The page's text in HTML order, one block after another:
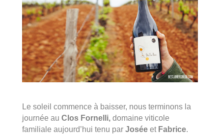
Le soleil commence à baisser, nous terminons la
journée au Clos Fornelli,domaine viticole
familiale aujourd’hui tenu par Joséeet Fabrice.